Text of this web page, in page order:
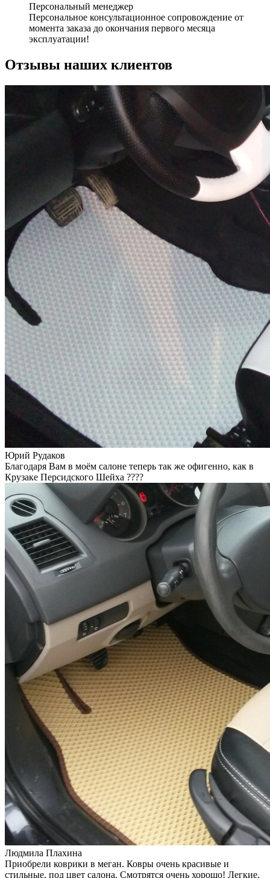
Персональный менеджер
Персональное консультационное сопровождение от
момента заказа до окончания первого месяца
эксплуатации!
Отзывы наших клиентов
Юрий Рудаков
Благодаря Вам в моём салоне теперь так же офигенно, как в
Крузаке Персидского Шейха ????
Людмила Плахина
Приобрели коврики в меган. Ковры очень красивые и
стильные, под цвет салона. Смотрятся очень хорошо! Легкие,